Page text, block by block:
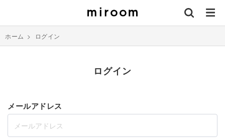
ホーム > ログイン
ログイン
メールアドレス